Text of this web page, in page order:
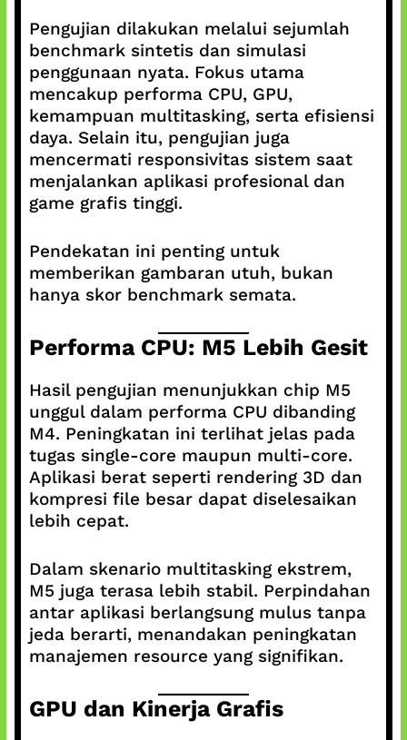
Pengujian dilakukan melalui sejumlah
benchmark sintetis dan simulasi
penggunaan nyata. Fokus utama
mencakup performa CPU, GPU,
kemampuan multitasking, serta efisiensi
daya. Selain itu, pengujian juga
mencermati responsivitas sistem saat
menjalankan aplikasi profesional dan
game grafis tinggi.
Pendekatan ini penting untuk
memberikan gambaran utuh, bukan
hanya skor benchmark semata.
Performa CPU: M5 Lebih Gesit
Hasil pengujian menunjukkan chip M5
unggul dalam performa CPU dibanding
M4. Peningkatan ini terlihat jelas pada
tugas single-core maupun multi-core.
Aplikasi berat seperti rendering 3D dan
kompresi file besar dapat diselesaikan
lebih cepat.
Dalam skenario multitasking ekstrem,
M5 juga terasa lebih stabil. Perpindahan
antar aplikasi berlangsung mulus tanpa
jeda berarti, menandakan peningkatan
manajemen resource yang signifikan.
GPU dan Kinerja Grafis